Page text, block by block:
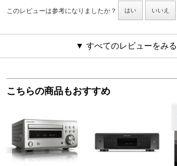
このレビューは参考になりましたか？ はい いいえ
▼ すべてのレビューをみる
こちらの商品もおすすめ